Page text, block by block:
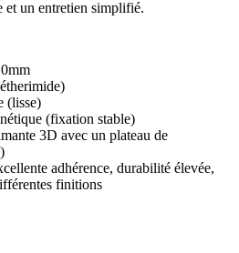
et un entretien simplifié.
(lisse)
(fixation stable)
3D avec un plateau de
adhérence, durabilité élevée,
finitions